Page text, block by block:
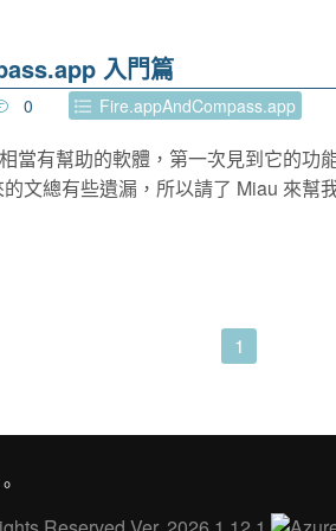
入門篇
0 Fire.appAndCompass.app
當有幫助的軟體，第一次見到它的功
文總有些遺漏，所以請了 Miau 來幫
1
。